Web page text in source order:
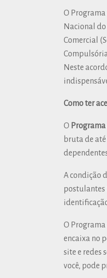
O
Nacional do
Comercial
Neste
Como ter
O
bruta de
A condição
postulantes
O Programa
encaixa no
site e redes
você, pode